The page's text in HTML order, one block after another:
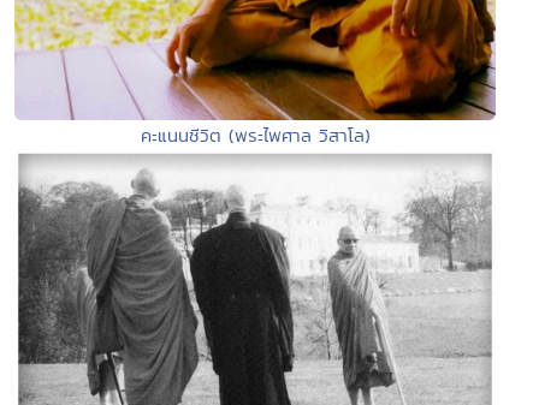
คะแนนชีวิต (พระไพศาล วิสาโล)